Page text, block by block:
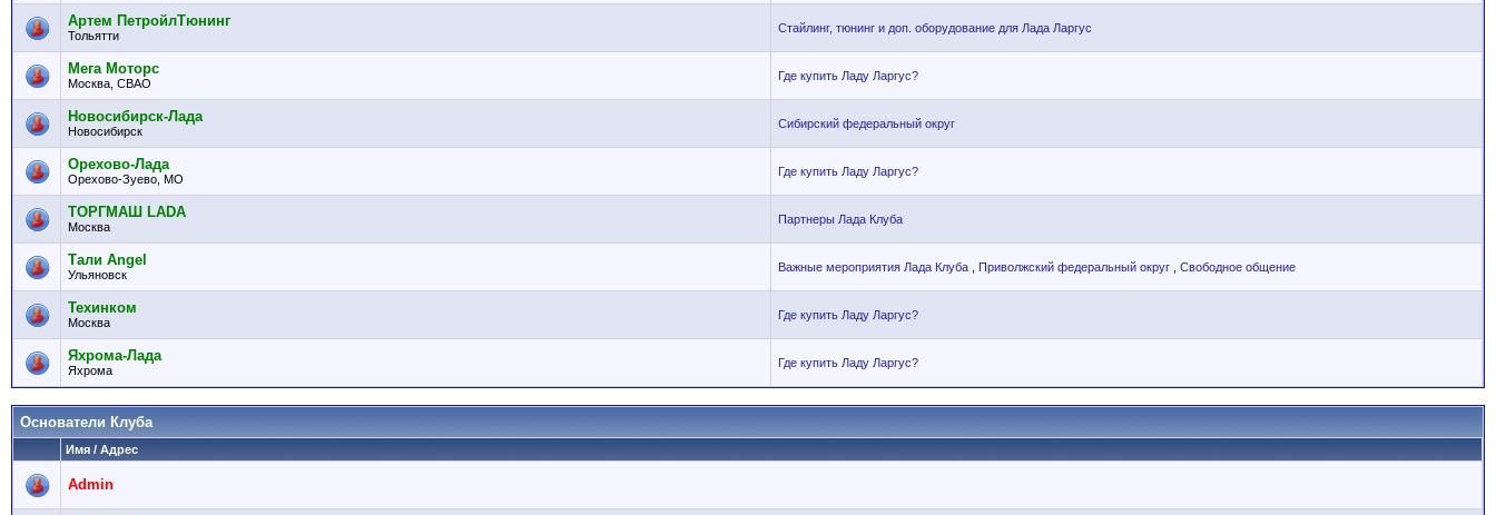
Артем ПетройлТюнинг
Тольятти
Стайлинг, тюнинг и доп. оборудование для Лада Ларгус
Мега Моторс
Москва, СВАО
Где купить Ладу Ларгус?
Новосибирск-Лада
Новосибирск
Сибирский федеральный округ
Орехово-Лада
Орехово-Зуево, МО
Где купить Ладу Ларгус?
ТОРГМАШ LADA
Москва
Партнеры Лада Клуба
Тали Angel
Ульяновск
Важные мероприятия Лада Клуба Приволжский федеральный округ Свободное общение
Техинком
Москва
Где купить Ладу Ларгус?
Яхрома-Лада
Яхрома
Где купить Ладу Ларгус?
Основатели Клуба
Имя / Адрес
Admin